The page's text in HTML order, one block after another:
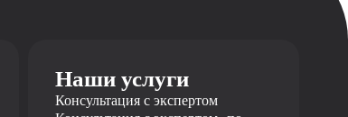
Наши услуги
Консультация с экспертом